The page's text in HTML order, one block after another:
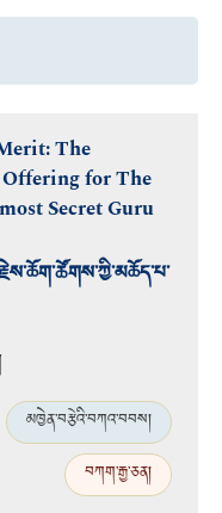
The
for The
Secret Guru
མཁྱེན་བརྩེའི་བཀའ་བབས།
བཀག་རྒྱ་ཅན།